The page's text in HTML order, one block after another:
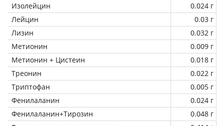
Изолейцин
0.024 г
Лейцин
0.03 г
Лизин
0.032 г
Метионин
0.009 г
Метионин + Цистеин
0.018 г
Треонин
0.022 г
Триптофан
0.005 г
Фенилаланин
0.024 г
Фенилаланин+Тирозин
0.048 г